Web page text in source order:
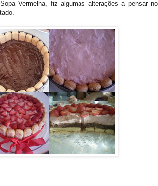
Vermelha, fiz algumas alterações a pensar no